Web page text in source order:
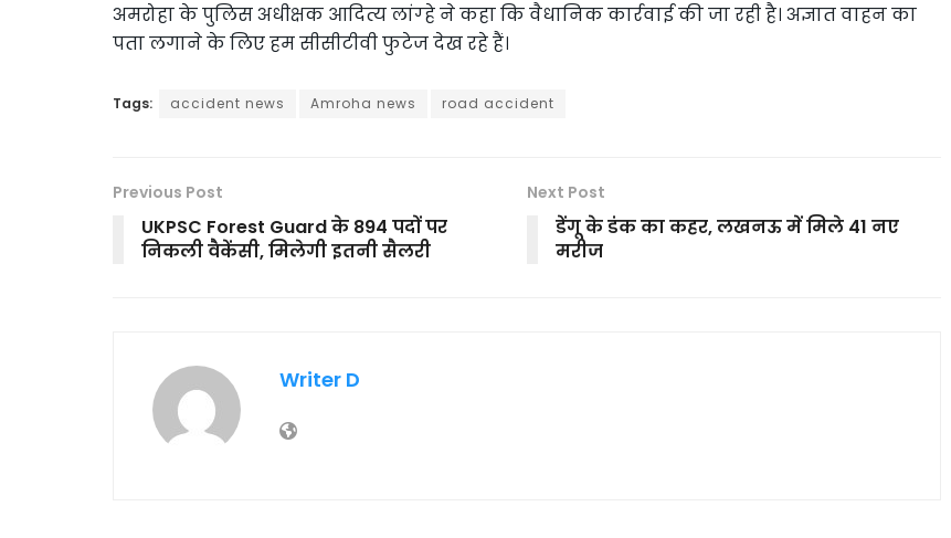
अमरोहा के पुलिस अधीक्षक आदित्य लांग्हे ने कहा कि वैधानिक कार्रवाई की जा रही है। अज्ञात वाहन का
पता लगाने के लिए हम सीसीटीवी फुटेज देख रहे हैं।
Tags: accident news Amroha news road accident
Previous Post
UKPSC Forest Guard के 894 पदों पर
निकली वैकेंसी, मिलेगी इतनी सैलरी
Next Post
डेंगू के डंक का कहर, लखनऊ में मिले 41 नए
मरीज
Writer D